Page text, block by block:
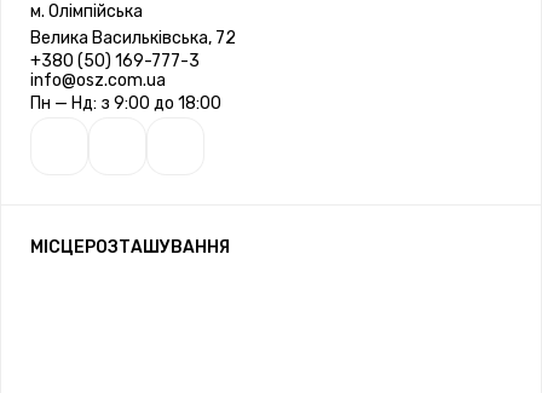
м. Олімпійська
Велика Васильківська, 72
+380 (50) 169-777-3
info@osz.com.ua
Пн — Нд: з 9:00 до 18:00
МІСЦЕРОЗТАШУВАННЯ